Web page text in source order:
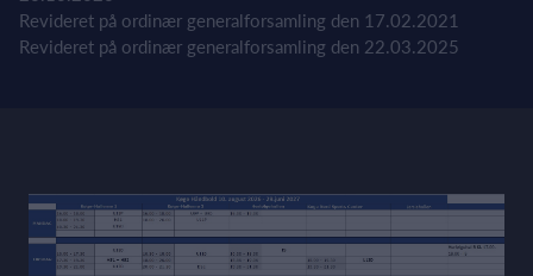
Revideret på ordinær generalforsamling den 17.02.2021
Revideret på ordinær generalforsamling den 22.03.2025